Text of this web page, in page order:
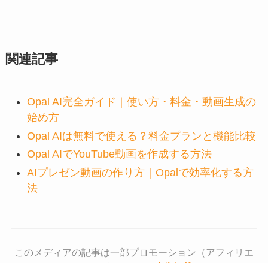
関連記事
Opal AI完全ガイド｜使い方・料金・動画生成の
始め方
Opal AIは無料で使える？料金プランと機能比較
Opal AIでYouTube動画を作成する方法
AIプレゼン動画の作り方｜Opalで効率化する方
法
このメディアの記事は一部プロモーション（アフィリエ